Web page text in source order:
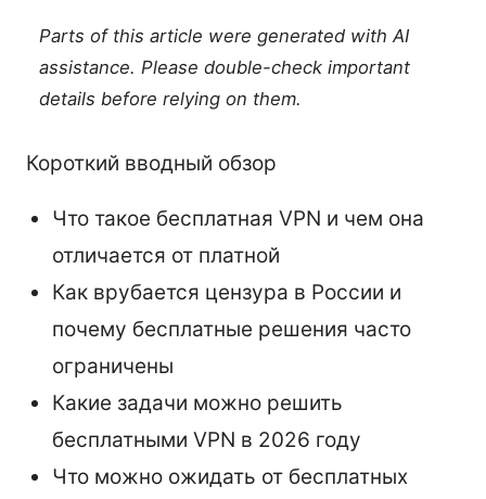
Parts of this article were generated with AI
assistance. Please double-check important
details before relying on them.
Короткий вводный обзор
Что такое бесплатная VPN и чем она
отличается от платной
Как врубается цензура в России и
почему бесплатные решения часто
ограничены
Какие задачи можно решить
бесплатными VPN в 2026 году
Что можно ожидать от бесплатных